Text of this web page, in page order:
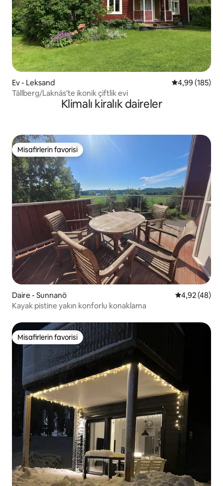
Ev - Leksand 5 üzerinden
4,99 (185)
Tällberg/Laknäs'te ikonik çiftlik evi
Klimalı kiralık daireler
Misafirlerin favorisi
Misafirlerin favorisi
Daire - Sunnanö 5 üzerinden
4,92 (48)
Kayak pistine yakın konforlu konaklama
Misafirlerin favorisi
Misafirlerin favorisi